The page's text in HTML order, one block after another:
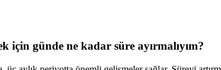
için günde ne kadar süre ayırmalıyım?